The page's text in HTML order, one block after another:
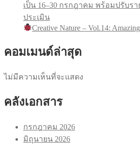
เป็น 16–30 กรกฎาคม พร้อมปรับร
ประเมิน
Creative Nature – Vol.14:
คอมเมนด์ล่าสุด
ไม่มีความเห็นที่จะแสดง
คลังเอกสาร
กรกฎาคม 2026
มิถุนายน 2026